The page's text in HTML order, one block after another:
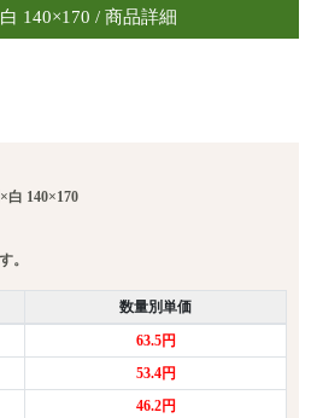
140×170 / 商品詳細
白 140×170
。
数量別単価
63.5円
53.4円
46.2円